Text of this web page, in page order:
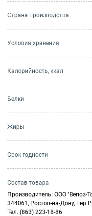
Страна производства
Условия хранения
Калорийность, ккал
Белки
Жиры
Cрок годности
Состав товара
Производитель: ООО "Вепоз-
344061, Ростов-на-Дону,
Тел. (863) 223-18-86